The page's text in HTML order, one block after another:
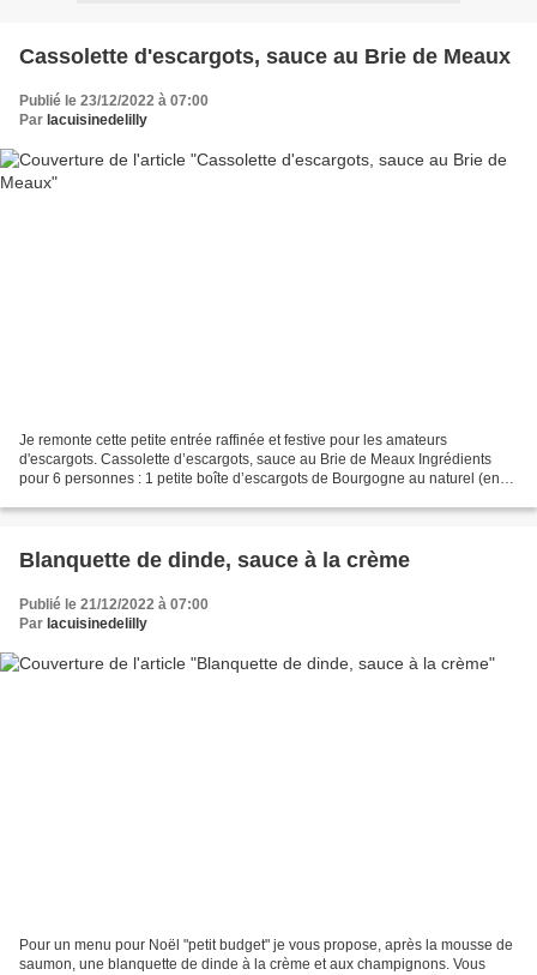
Cassolette d'escargots, sauce au Brie de Meaux
Publié le 23/12/2022 à 07:00
Par lacuisinedelilly
Je remonte cette petite entrée raffinée et festive pour les amateurs
d'escargots. Cassolette d’escargots, sauce au Brie de Meaux Ingrédients
pour 6 personnes : 1 petite boîte d’escargots de Bourgogne au naturel (env.
Blanquette de dinde, sauce à la crème
Publié le 21/12/2022 à 07:00
Par lacuisinedelilly
Pour un menu pour Noël "petit budget" je vous propose, après la mousse de
saumon, une blanquette de dinde à la crème et aux champignons. Vous